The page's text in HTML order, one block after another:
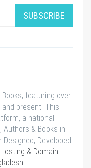
SUBSCRIBE
featuring over
present. This
a national
& Books in
Developed
& Domain
.